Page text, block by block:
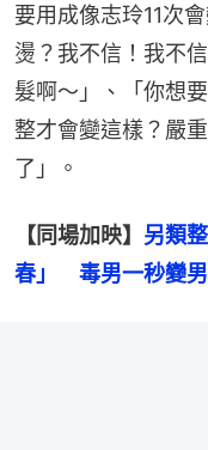
要用成像志玲11次
燙？我不信！我不
髮啊～」、「你想
整才會變這樣？嚴
了」。
【同場加映】 另類
春」　毒男一秒變